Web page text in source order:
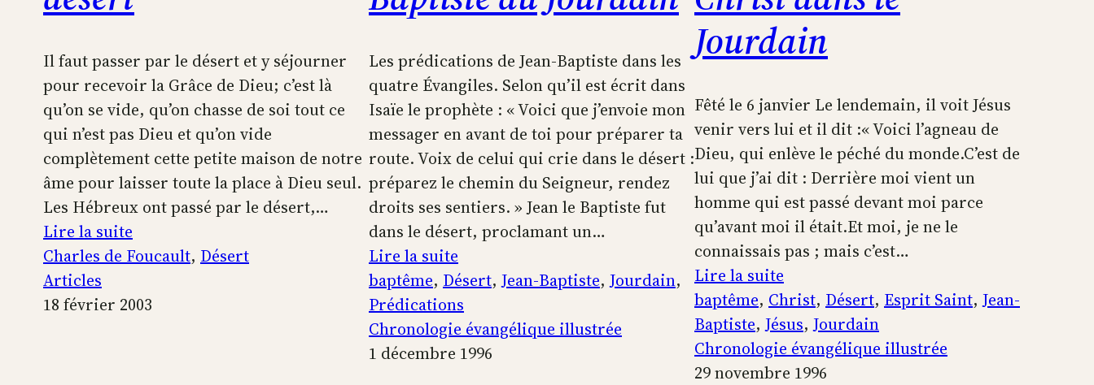
Il faut passer par le désert et y séjourner
pour recevoir la Grâce de Dieu; c’est là
qu’on se vide, qu’on chasse de soi tout ce
qui n’est pas Dieu et qu’on vide
complètement cette petite maison de notre
âme pour laisser toute la place à Dieu seul.
Les Hébreux ont passé par le désert,…
Lire la suite
Il
passer
Charles de Foucault, Désert
Articles
18 février 2003
Les prédications de Jean-Baptiste dans les
quatre Évangiles. Selon qu’il est écrit dans
Isaïe le prophète : « Voici que j’envoie mon
messager en avant de toi pour préparer ta
route. Voix de celui qui crie dans le désert :
préparez le chemin du Seigneur, rendez
droits ses sentiers. » Jean le Baptiste fut
dans le désert, proclamant un…
Lire la suite
Prédications
de
Jean-
Baptiste
baptême, Désert, Jean-Baptiste, Jourdain
Prédications
Chronologie évangélique illustrée
1 décembre 1996
Jourdain
Fêté le 6 janvier Le lendemain, il voit Jésus
venir vers lui et il dit :« Voici l’agneau de
Dieu, qui enlève le péché du monde.C’est de
lui que j’ai dit : Derrière moi vient un
homme qui est passé devant moi parce
qu’avant moi il était.Et moi, je ne le
connaissais pas ; mais c’est…
Lire la suite
Le
baptême
de
Jésus-
baptême, Christ, Désert, Esprit Saint, Jean-
Baptiste, Jésus, Jourdain
Chronologie évangélique illustrée
29 novembre 1996